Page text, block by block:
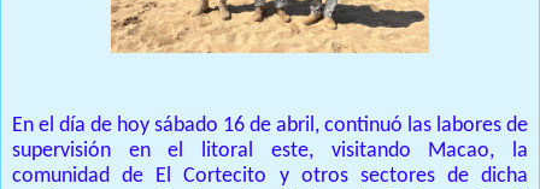
En el día de hoy sábado 16 de abril, continuó las labores de
supervisión en el litoral este, visitando Macao, la
comunidad de ElCortecito y otros sectores de dicha